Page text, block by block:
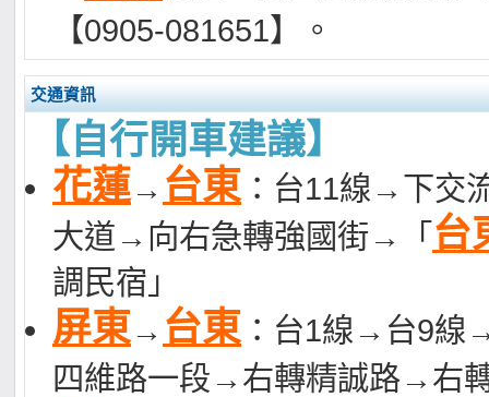
【0905-081651】。
交通資訊
【自行開車建議】
花蓮→ 台東 ：台11線→下交
大道→向右急轉強國街→「 台
調民宿」
屏東→ 台東 ：台1線→台9
四維路一段→右轉精誠路→右